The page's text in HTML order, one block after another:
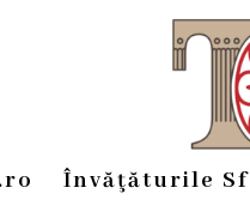
Învăţăturile